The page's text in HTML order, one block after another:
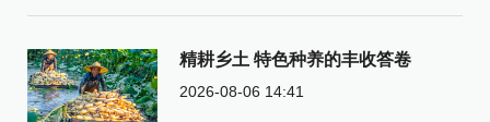
精耕乡土 特色种养的丰收答卷
2026-08-06 14:41